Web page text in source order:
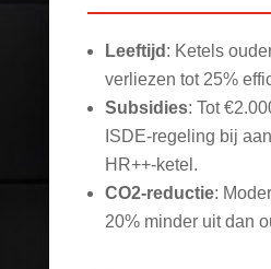
Leeftijd : Ketels
verliezen tot 25%
Subsidies: Tot
ISDE-regeling bij
HR++-ketel.
CO2-reductie:
20% minder uit dan